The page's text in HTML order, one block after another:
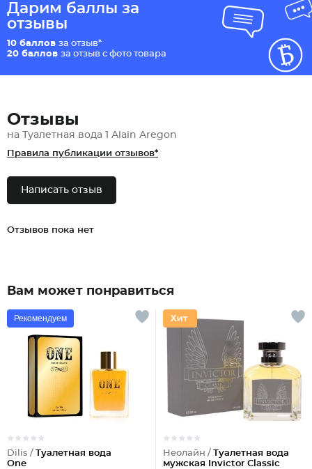
Дарим баллы за
отзывы
10 баллов за отзыв*
20 баллов за отзыв с фото товара
Отзывы
на Туалетная вода 1 Alain Aregon
Правила публикации отзывов*
Написать отзыв
Отзывов пока нет
Вам может понравиться
Рекомендуем
Dilis / Туалетная вода
One
Неолайн / Туалетная вода
мужская Invictor Classic